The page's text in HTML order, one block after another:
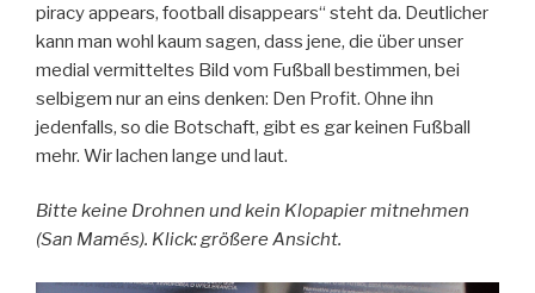
piracy appears, football disappears“ steht da. Deutlicher
kann man wohl kaum sagen, dass jene, die über unser
medial vermitteltes Bild vom Fußball bestimmen, bei
selbigem nur an eins denken: Den Profit. Ohne ihn
jedenfalls, so die Botschaft, gibt es gar keinen Fußball
mehr. Wir lachen lange und laut.
Bitte keine Drohnen und kein Klopapier mitnehmen
(San Mamés). Klick: größere Ansicht.